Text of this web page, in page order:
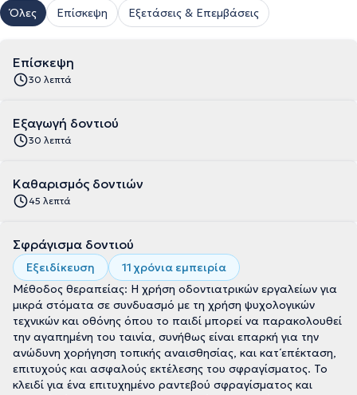
Όλες Επίσκεψη Εξετάσεις & Επεμβάσεις
Επίσκεψη
30 λεπτά
Εξαγωγή δοντιού
30 λεπτά
Καθαρισμός δοντιών
45 λεπτά
Σφράγισμα δοντιού
Εξειδίκευση
11 χρόνια εμπειρία
Μέθοδος θεραπείας: Η χρήση οδοντιατρικών εργαλείων για
μικρά στόματα σε συνδυασμό με τη χρήση ψυχολογικών
τεχνικών και οθόνης όπου το παιδί μπορεί να παρακολουθεί
την αγαπημένη του ταινία, συνήθως είναι επαρκή για την
ανώδυνη χορήγηση τοπικής αναισθησίας, και κατ΄επέκταση,
επιτυχούς και ασφαλούς εκτέλεσης του σφραγίσματος. Το
κλειδί για ένα επιτυχημένο ραντεβού σφραγίσματος και